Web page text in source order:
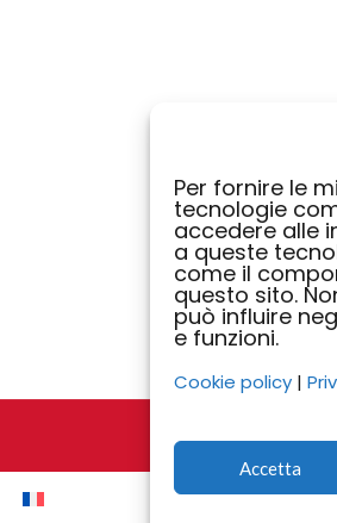
Per fornire le
tecnologie
accedere alle
a queste
come il
questo sito.
può influire
e funzioni.
Cookie policy |
Accetta